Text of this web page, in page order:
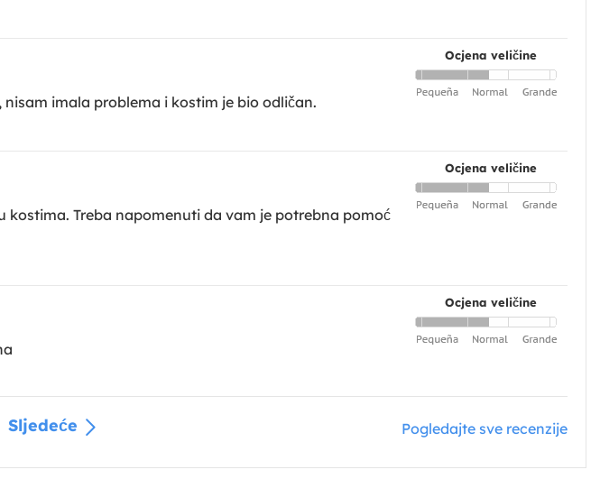
Ocjena veličine
imala problema i kostim je bio odličan.
Ocjena veličine
kostima. Treba napomenuti da vam je potrebna pomoć
Ocjena veličine
Sljedeće Pogledajte sve recenzije